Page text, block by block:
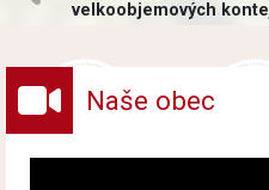
velkoobjemových
Naše obec